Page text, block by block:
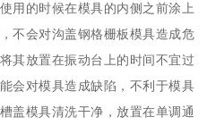
用的时候在模具的内侧之前涂上
不会对沟盖钢格栅板模具造成危
其放置在振动台上的时间不宜过
会对模具造成缺陷，不利于模具
盖模具清洗干净，放置在单调通